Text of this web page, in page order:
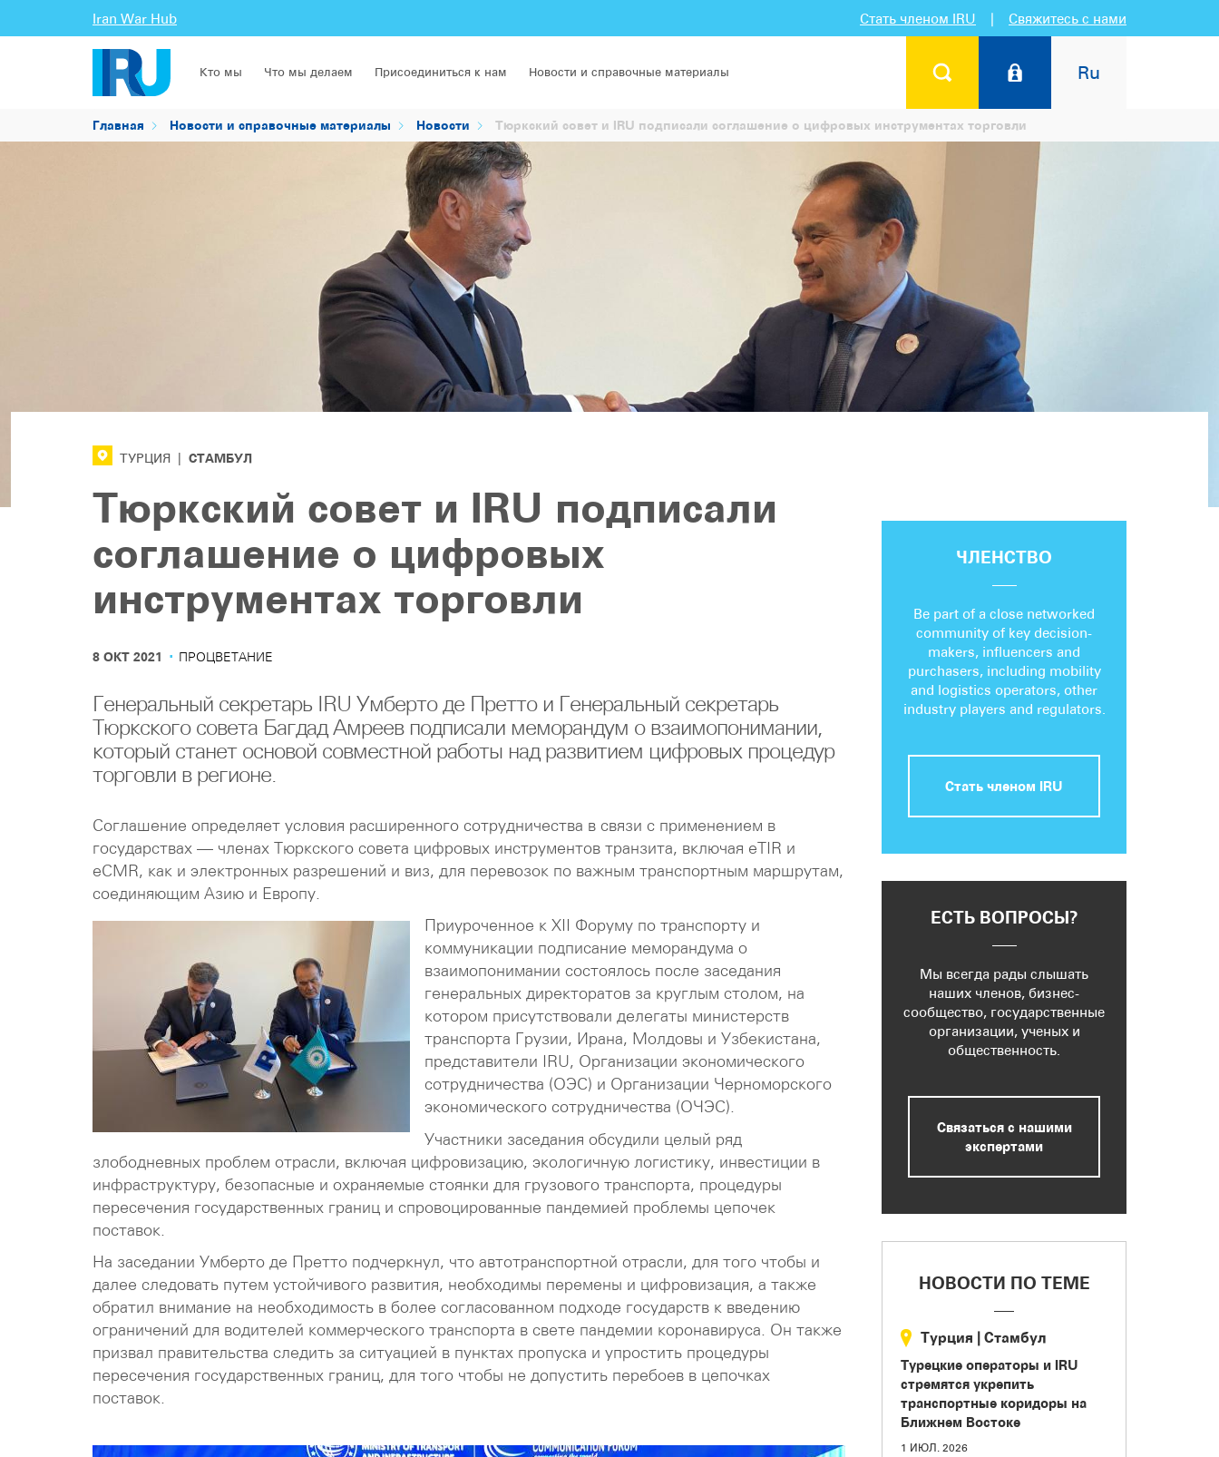
Iran War Hub Стать членом IRU | Свяжитесь с нами
Ru
Кто мы Что мы делаем Присоединиться к нам Новости и справочные материалы
Главная Новости и справочные материалы Новости Тюркский совет и IRU подписали соглашение о цифровых инструментах торговли
ТУРЦИЯ СТАМБУЛ
Тюркский совет и IRU подписали
соглашение о цифровых
инструментах торговли
8 ОКТ 2021 · ПРОЦВЕТАНИЕ
Генеральный секретарь IRU Умберто де Претто и Генеральный секретарь
Тюркского совета Багдад Амреев подписали меморандум о взаимопонимании,
который станет основой совместной работы над развитием цифровых процедур
торговли в регионе.
Соглашение определяет условия расширенного сотрудничества в связи с применением в
государствах — членах Тюркского совета цифровых инструментов транзита, включая eTIR и
eCMR, как и электронных разрешений и виз, для перевозок по важным транспортным маршрутам,
соединяющим Азию и Европу.
Приуроченное к XII Форуму по транспорту и
коммуникации подписание меморандума о
взаимопонимании состоялось после заседания
генеральных директоратов за круглым столом, на
котором присутствовали делегаты министерств
транспорта Грузии, Ирана, Молдовы и Узбекистана,
представители IRU, Организации экономического
сотрудничества (ОЭС) и Организации Черноморского
экономического сотрудничества (ОЧЭС).
Участники заседания обсудили целый ряд
злободневных проблем отрасли, включая цифровизацию, экологичную логистику, инвестиции в
инфраструктуру, безопасные и охраняемые стоянки для грузового транспорта, процедуры
пересечения государственных границ и спровоцированные пандемией проблемы цепочек
поставок.
На заседании Умберто де Претто подчеркнул, что автотранспортной отрасли, для того чтобы и
далее следовать путем устойчивого развития, необходимы перемены и цифровизация, а также
обратил внимание на необходимость в более согласованном подходе государств к введению
ограничений для водителей коммерческого транспорта в свете пандемии коронавируса. Он также
призвал правительства следить за ситуацией в пунктах пропуска и упростить процедуры
пересечения государственных границ, для того чтобы не допустить перебоев в цепочках
поставок.
ЧЛЕНСТВО
Be part of a close networked
community of key decision-
makers, influencers and
purchasers, including mobility
and logistics operators, other
industry players and regulators.
Стать членом IRU
ЕСТЬ ВОПРОСЫ?
Мы всегда рады слышать
наших членов, бизнес-
сообщество, государственные
организации, ученых и
общественность.
Связаться с нашими
экспертами
НОВОСТИ ПО ТЕМЕ
Турция | Стамбул
Турецкие операторы и IRU
стремятся укрепить
транспортные коридоры на
Ближнем Востоке
1 ИЮЛ. 2026